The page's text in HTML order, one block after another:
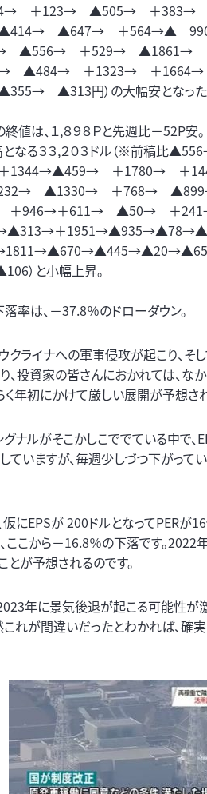
比▲374→ ＋123→ ▲505→ ＋
▲647→ ＋564→▲
▲556→ ＋529→ ▲1861→
▲484→ ＋1323→ ＋
円）の大幅安となった
値は、１,８９８Ｐと先週比－52P安。
となる３３,２０３ドル（※前稿比
＋1780→ ＋
▲1330→ ＋768→
946→＋611→ ▲50→ ＋
＋
と小幅上昇。
率は、－37.8％のドローダウン。
クライナへの軍事侵攻が起こり、そ
投資家の皆さんにおかれては、な
年初にかけて厳しい展開が予想さ
ナルがそこかしこででている中で、
いますが、毎週少しづつ下がって
にEPSが 200ドルとなってPERが
ここから－16.8％の下落です。2022
が予想されるのです。
2023年に景気後退が起こる可能性が
れが間違いだったとわかれば、確